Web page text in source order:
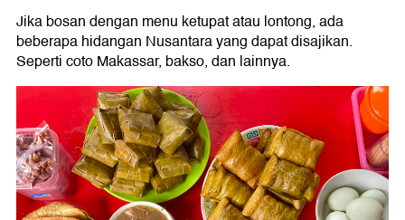
Jika bosan dengan menu ketupat atau lontong, ada
beberapa hidangan Nusantara yang dapat disajikan.
Seperti coto Makassar, bakso, dan lainnya.